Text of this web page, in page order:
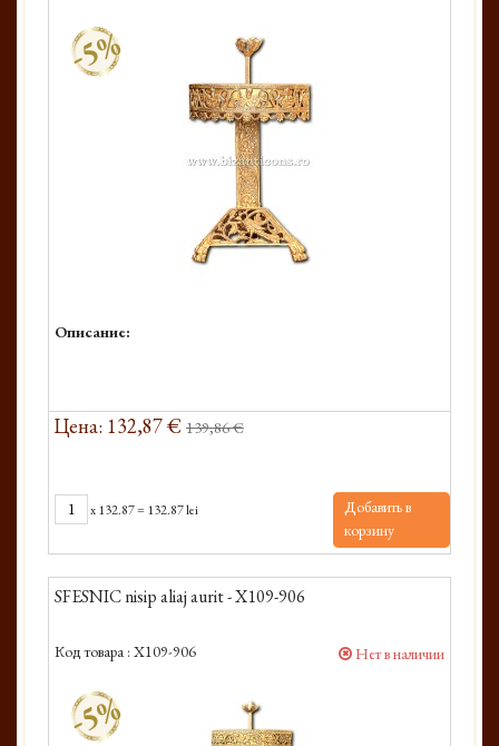
-5%
Описание:
Цена: 132,87 € 139,86 €
x132.87= 132.87 lei
Добавить в
корзину
SFESNIC nisip aliaj aurit - X109-906
Код товара : X109-906 Нет в наличии
-5%